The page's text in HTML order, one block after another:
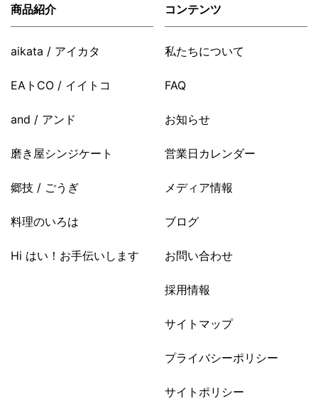
商品紹介
aikata / アイカタ
EAトCO / イイトコ
and / アンド
磨き屋シンジケート
郷技 / ごうぎ
料理のいろは
Hi はい！お手伝いします
コンテンツ
私たちについて
FAQ
お知らせ
営業日カレンダー
メディア情報
ブログ
お問い合わせ
採用情報
サイトマップ
プライバシーポリシー
サイトポリシー